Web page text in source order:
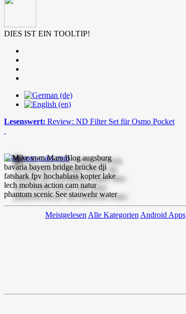
DIES IST EIN TOOLTIP!
Lesenswert: Review: ND Filter Set für Osmo Pocket
mike-vom-mars.com
Meistgelesen Alle Kategorien Android Apps